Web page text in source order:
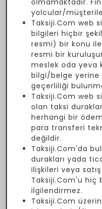
olmamaktadır.
yolcular/
Taksiji.Com web
bilgileri hiçbir
resmi) bir konu
resmi bir
meslek oda yeva
bilgi/belge yerine
geçerliliği
Taksiji.Com web
olan taksi
herhangi bir
para transferi
değildir.
Taksiji.Com'da
durakları yada
ilişkileri veya
Taksiji.Com'u hiç
ilgilendirmez.
Taksiji.Com